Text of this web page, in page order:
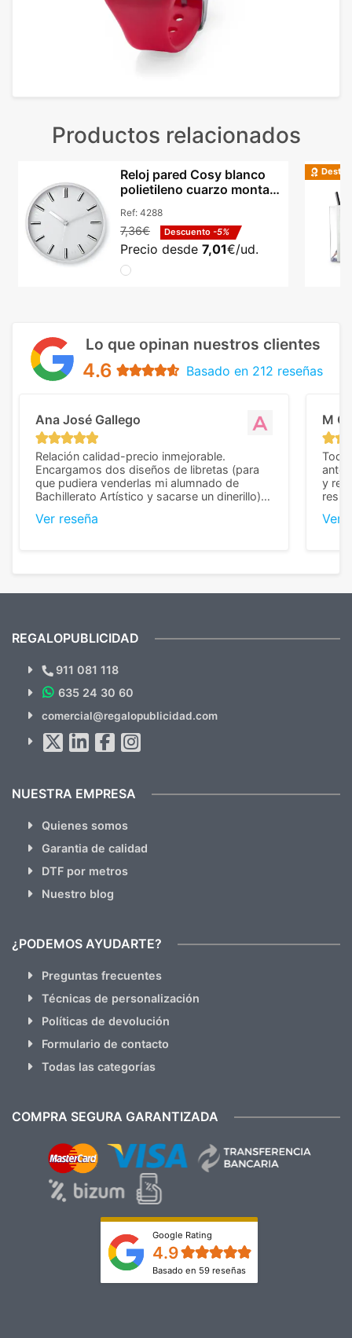
Productos relacionados
Reloj pared Cosy blanco
polietileno cuarzo montaje
Ref: 4288
7,36€ Descuento -5%
Precio desde 7,01€/ud.
Lo que opinan nuestros clientes
4.6 Basado en 212 reseñas
Ana José Gallego
Relación calidad-precio inmejorable.
Encargamos dos diseños de libretas (para
que pudiera venderlas mi alumnado de
Bachillerato Artístico y sacarse un dinerillo) y
diferencia, con libretas de muy buena calidad
Ver reseña
M C
Todo
y
Ver
¿Quieres ver nuestras últimas
Novedades y Ofertas?
hacemos Spam)
REGALOPUBLICIDAD
911 081 118
635 24 30 60
comercial@regalopublicidad.com
NUESTRA EMPRESA
Quienes somos
Garantia de calidad
DTF por metros
Nuestro blog
¿PODEMOS AYUDARTE?
Preguntas frecuentes
Técnicas de personalización
Políticas de devolución
Formulario de contacto
Todas las categorías
COMPRA SEGURA GARANTIZADA
Google Rating
4.9
Basado en 59 reseñas